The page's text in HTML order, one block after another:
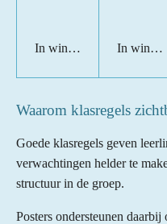
In winkelwagen In
Waarom klasregels
Goede klasregels geven
verwachtingen helder te
structuur in de groep.
Posters ondersteunen daarbij